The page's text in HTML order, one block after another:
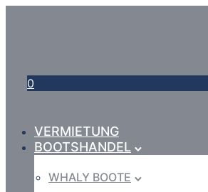
0
VERMIETUNG
BOOTSHANDEL
WHALY BOOTE